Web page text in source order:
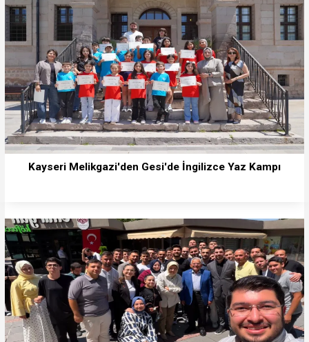
Kayseri Melikgazi'den Gesi'de İngilizce Yaz Kampı